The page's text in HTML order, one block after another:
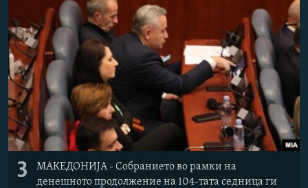
3
МАКЕДОНИЈА - Собранието во рамки на
денешното продолжение на 104-тата седница ги